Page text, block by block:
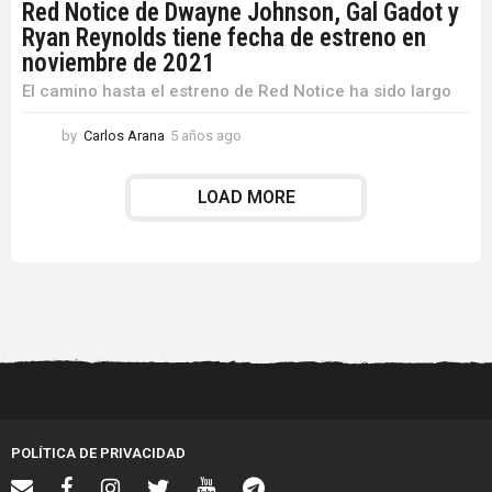
Red Notice de Dwayne Johnson, Gal Gadot y
Ryan Reynolds tiene fecha de estreno en
noviembre de 2021
El camino hasta el estreno de Red Notice ha sido largo
by Carlos Arana 5 años ago
LOAD MORE
POLÍTICA DE PRIVACIDAD